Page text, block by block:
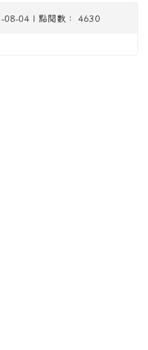
08-04 | 點閱數： 4630